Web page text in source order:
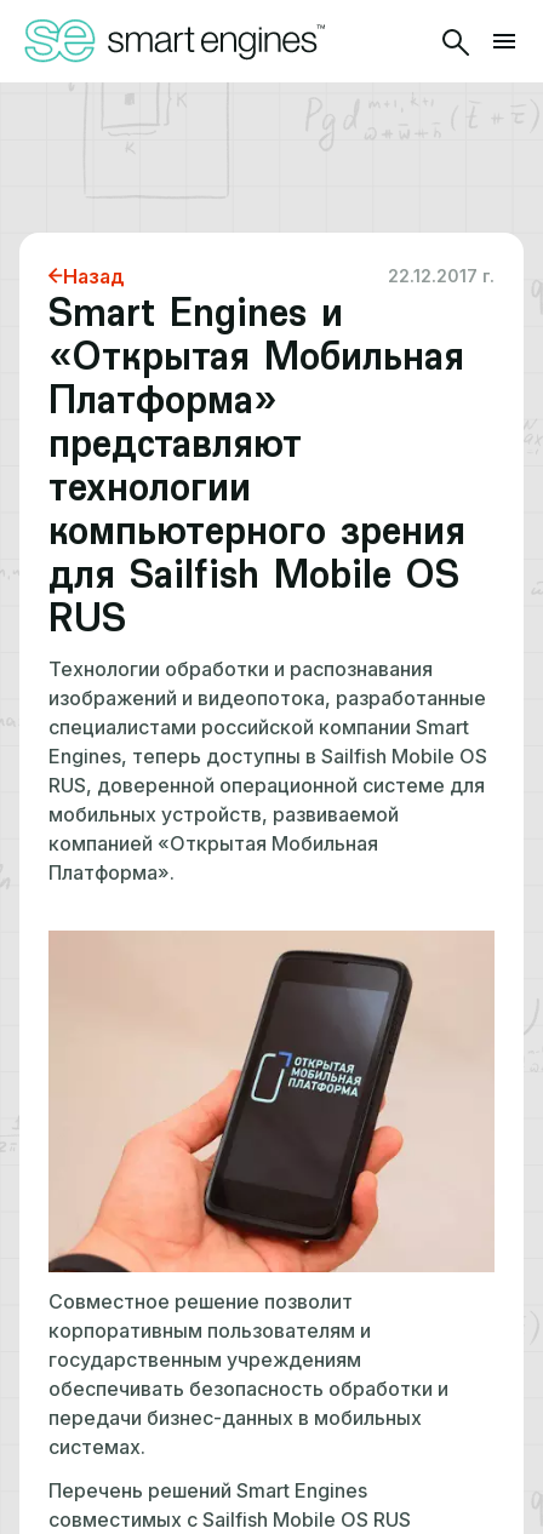
Назад 22.12.2017 г.
Smart Engines и
«Открытая Мобильная
Платформа»
представляют
технологии
компьютерного зрения
для Sailfish Mobile OS
RUS
Технологии обработки и распознавания
изображений и видеопотока, разработанные
специалистами российской компании Smart
Engines, теперь доступны в Sailfish Mobile OS
RUS, доверенной операционной системе для
мобильных устройств, развиваемой
компанией «Открытая Мобильная
Платформа».
Совместное решение позволит
корпоративным пользователям и
государственным учреждениям
обеспечивать безопасность обработки и
передачи бизнес-данных в мобильных
системах.
Перечень решений Smart Engines
совместимых с Sailfish Mobile OS RUS